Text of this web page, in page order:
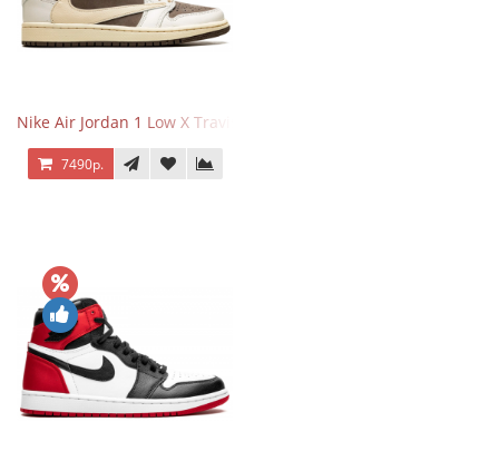
Nike Air Jordan 1 Low X Travis Scott Reverse Mocha
7490р.